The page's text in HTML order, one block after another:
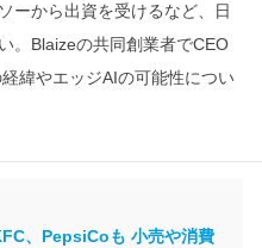
ーから出資を受けるなど、日
。Blaizeの共同創業者でCEO
緯やエッジAIの可能性につい
、PepsiCoも 小売や消費